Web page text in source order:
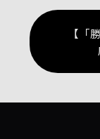
【「